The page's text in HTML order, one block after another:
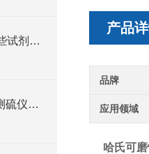
产品
品牌
应用领域
哈氏可
煤灰熔融性的测定需用哪些试剂和材料？
TKDL-6000A一体化快速测硫仪的技术参数